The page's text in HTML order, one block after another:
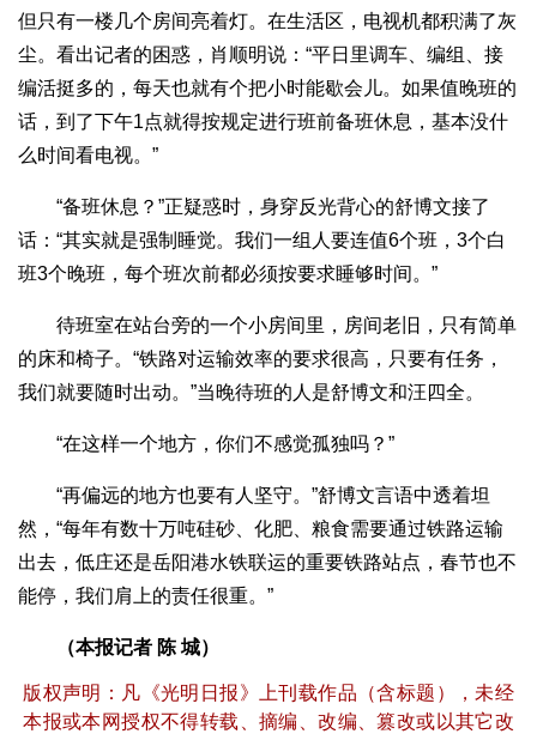
但只有一楼几个房间亮着灯。在生活区，电视机都积满了灰
尘。看出记者的困惑，肖顺明说：“平日里调车、编组、接
编活挺多的，每天也就有个把小时能歇会儿。如果值晚班的
话，到了下午1点就得按规定进行班前备班休息，基本没什
么时间看电视。”
“备班休息？”正疑惑时，身穿反光背心的舒博文接了
话：“其实就是强制睡觉。我们一组人要连值6个班，3个白
班3个晚班，每个班次前都必须按要求睡够时间。”
待班室在站台旁的一个小房间里，房间老旧，只有简单
的床和椅子。“铁路对运输效率的要求很高，只要有任务，
我们就要随时出动。”当晚待班的人是舒博文和汪四全。
“在这样一个地方，你们不感觉孤独吗？”
“再偏远的地方也要有人坚守。”舒博文言语中透着坦
然，“每年有数十万吨硅砂、化肥、粮食需要通过铁路运输
出去，低庄还是岳阳港水铁联运的重要铁路站点，春节也不
能停，我们肩上的责任很重。”
（本报记者 陈 城）
版权声明：凡《光明日报》上刊载作品（含标题），未经
本报或本网授权不得转载、摘编、改编、篡改或以其它改